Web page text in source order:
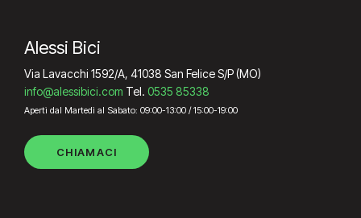
Alessi Bici
Via Lavacchi 1592/A, 41038 San Felice S/P (MO)
info@alessibici.com Tel. 0535 85338
Aperti dal Martedì al Sabato: 09:00-13:00 / 15:00-19:00
CHIAMACI